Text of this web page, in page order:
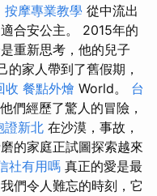
按摩專業教學 從中流出
合安公主。 2015年的
重新思考，他的兒子
家人帶到了舊假期，
收 餐點外燴 World。 台
們經歷了驚人的冒險，
證新北 在沙漠，事故，
的家庭正試圖探索越來
社有用嗎 真正的愛是最
們令人難忘的時刻，它